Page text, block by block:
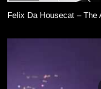
Felix Da Housecat – The